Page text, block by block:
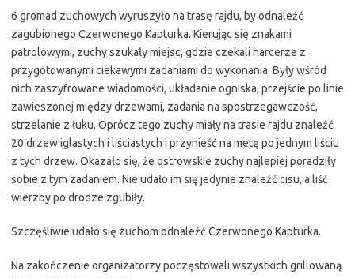
6 gromad zuchowych wyruszyło na trasę rajdu, by odnaleźć
zagubionego Czerwonego Kapturka. Kierując się znakami
patrolowymi, zuchy szukały miejsc, gdzie czekali harcerze z
przygotowanymi ciekawymi zadaniami do wykonania. Były wśród
nich zaszyfrowane wiadomości, układanie ogniska, przejście po linie
zawieszonej między drzewami, zadania na spostrzegawczość,
strzelanie z łuku. Oprócz tego zuchy miały na trasie rajdu znaleźć
20 drzew iglastych i liściastych i przynieść na metę po jednym liściu
z tych drzew. Okazało się, że ostrowskie zuchy najlepiej poradziły
sobie z tym zadaniem. Nie udało im się jedynie znaleźć cisu, a liść
wierzby po drodze zgubiły.
Szczęśliwie udało się zuchom odnaleźć Czerwonego Kapturka.
Na zakończenie organizatorzy poczęstowali wszystkich grillowaną